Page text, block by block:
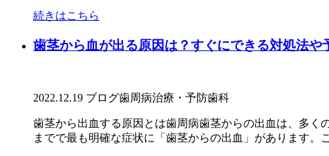
続きはこちら
歯茎から血が出る原因は？すぐにできる対処法や
2022.12.19 ブログ歯周病治療・予防歯科
歯茎から出血する原因とは歯周病歯茎からの出血は、多
までで最も明確な症状に「歯茎からの出血」があります。